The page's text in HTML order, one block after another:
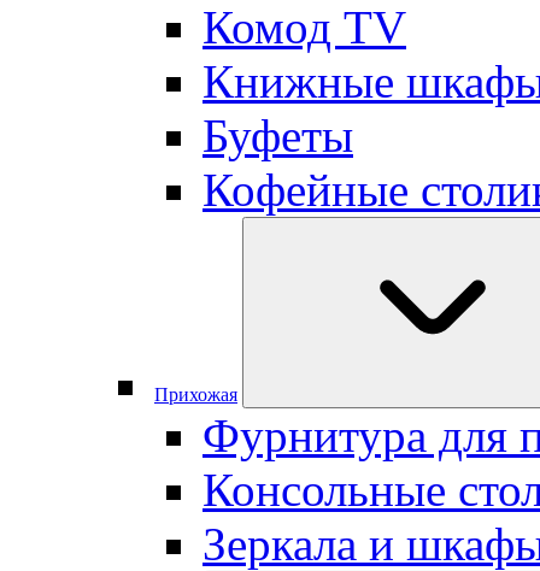
Комод TV
Книжные
Буфеты
Кофейные
Прихожая
Фурнитура для
Консольные
Зеркала и